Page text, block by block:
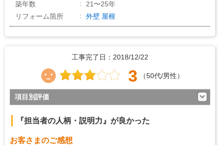
築年数
21〜25年
リフォーム箇所
外壁 屋根
工事完了日：2018/12/22
3 （50代/男性）
項目別評価
『担当者の人柄・説明力』が良かった
お客さまのご感想